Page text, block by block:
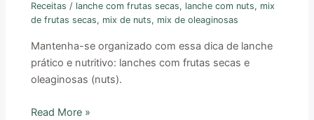
Receitas / lanche com frutas secas, lanche com nuts, mix
de frutas secas, mix de nuts, mix de oleaginosas
Mantenha-se organizado com essa dica de lanche
prático e nutritivo: lanches com frutas secas e
oleaginosas (nuts).
Read More »